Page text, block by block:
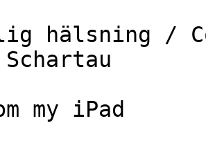
hälsning /
my iPad